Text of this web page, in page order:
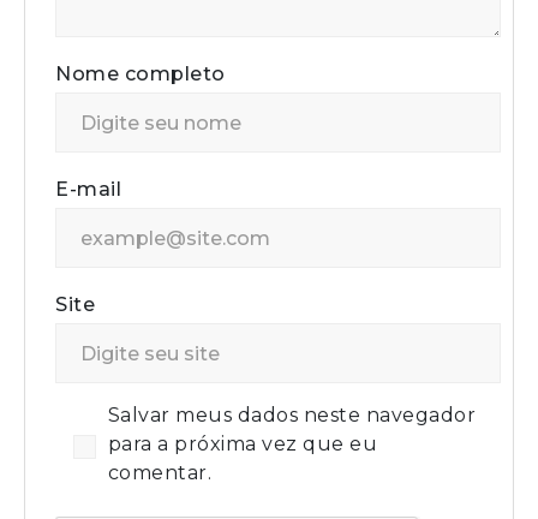
Nome completo
E-mail
Site
Salvar meus dados neste navegador
para a próxima vez que eu
comentar.